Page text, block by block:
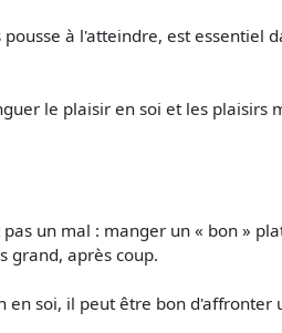
à l'atteindre, est essentiel
le plaisir en soi et les
un mal : manger un « bon »
grand, après coup.
soi, il peut être bon